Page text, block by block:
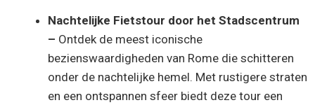
Nachtelijke Fietstour door het Stadscentrum
– Ontdek de meest iconische
bezienswaardigheden van Rome die schitteren
onder de nachtelijke hemel. Met rustigere straten
en een ontspannen sfeer biedt deze tour een